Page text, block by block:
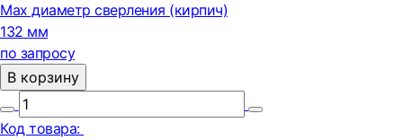
Мах диаметр сверления (кирпич)
132 мм
по запросу
В корзину
Код товара: